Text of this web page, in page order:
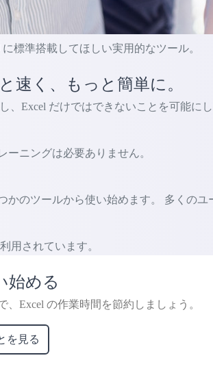
標準搭載してほしい実用的なツール。
速く、もっと簡単に。
、Excel だけではできないことを可能にし
ーニングは必要ありません。
かのツールから使い始めます。 多くのユ
用されています。
始める
Excel の作業時間を節約しましょう。
を見る